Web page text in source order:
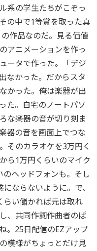
系の学生たちがこぞっ
の中で1等賞を取った真
作品なのだ。見る価値
アニメーションを作っ
ータで作った。「デジ
なかった。だからスタ
かった。俺は楽器が出
た。自宅のノートパソ
な楽器の音が切り刻ま
器の音を画面上でつな
そのカラオケを3万円く
ら1万円くらいのマイク
ヘッドフォンも。そし
ならないように。で、
らい儲かれば元は取れ
、共同作詞作曲者のぱ
。25日配信のEZアップ
模様がちょっとだけ見